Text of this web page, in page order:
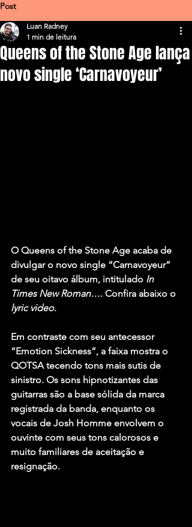
Post
Queens of the Stone Age lança
novo single ‘Carnavoyeur’
Luan Radney
1 min de leitura
O Queens of the Stone Age acaba de
divulgar o novo single “Carnavoyeur”
de seu oitavo álbum, intitulado In
Times New Roman…. Confira abaixo o
lyric video.
Em contraste com seu antecessor
“Emotion Sickness”, a faixa mostra o
QOTSA tecendo tons mais sutis de
sinistro. Os sons hipnotizantes das
guitarras são a base sólida da marca
registrada da banda, enquanto os
vocais de Josh Homme envolvem o
ouvinte com seus tons calorosos e
muito familiares de aceitação e
resignação.